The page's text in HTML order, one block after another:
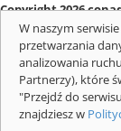
Copyright 2026
O firmie
Redakcja
Mapa serwisu
W naszym
przetwarzania
analizowania
Partnerzy), które
"Przejdź do
znajdziesz w